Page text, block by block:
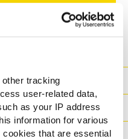
tracking
user-related data,
as your IP address
information for various
that are essential